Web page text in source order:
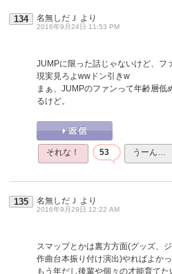
134 名無しだＪ より
2016年9月24日 11:53 PM
JUMPに限った話じゃないけど、フ
現実見ろよwwドン引きw
まぁ、JUMPのファンって年齢層
るけど。
それな！ 53 うーん…
135 名無しだＪ より
2016年9月29日 12:22 AM
スマップとかは裏方方面(グッズ、
作曲台本振り付け演出)やればよか
もう年だし後輩や個々の才能育て